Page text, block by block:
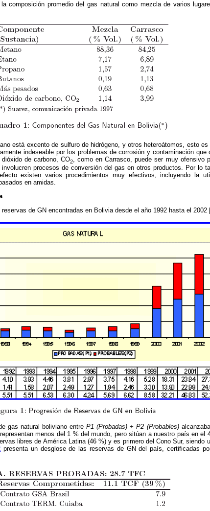
composición promedio del gas natural como mezcla de varios
está excento de sulfuro de hidrógeno, y otros heteroátomos, esto es
indeseable por los problemas de corrosión y contaminación que
de carbono, CO2, como en Carrasco, puede ser muy ofensivo
procesos de conversión del gas en otros productos. Por lo
existen varios procedimientos muy efectivos, incluyendo la
en amidas.
de GN encontradas en Bolivia desde el año 1992 hasta el 2002
gas natural boliviano entreP1 (Probadas) + P2 (Probables)
menos del 1 % del mundo, pero sitúan a nuestro país en el
libres de América Latina (46 %) y es primero del Cono Sur, siendo
presenta un desglose de las reservas de GN del país, certificadas